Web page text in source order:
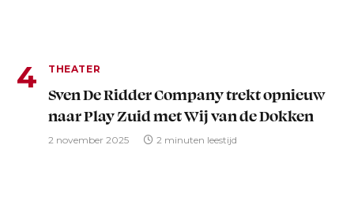
THEATER
Sven De Ridder Company trekt opnieuw
naar Play Zuid met Wij van de Dokken
2 november 2025 2 minuten leestijd